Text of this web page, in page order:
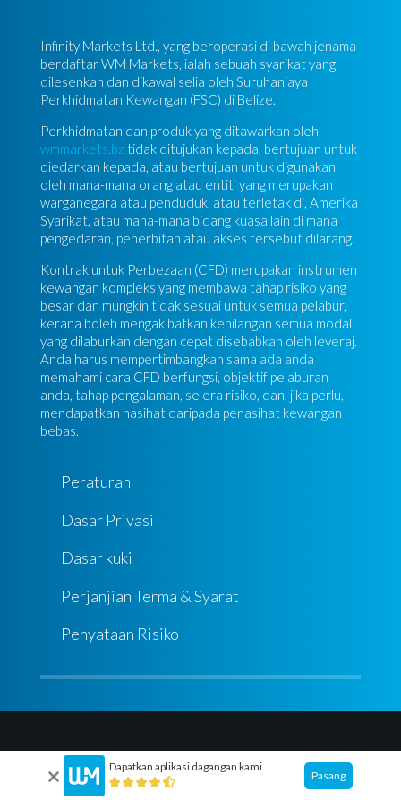
Dapatkan aplikasi dagangan kami
Pasang
Infinity Markets Ltd., yang beroperasi di bawah jenama
berdaftar WM Markets, ialah sebuah syarikat yang
dilesenkan dan dikawal selia oleh Suruhanjaya
Perkhidmatan Kewangan (FSC) di Belize.
Perkhidmatan dan produk yang ditawarkan oleh
wmmarkets.bz tidak ditujukan kepada, bertujuan untuk
diedarkan kepada, atau bertujuan untuk digunakan
oleh mana-mana orang atau entiti yang merupakan
warganegara atau penduduk, atau terletak di, Amerika
Syarikat, atau mana-mana bidang kuasa lain di mana
pengedaran, penerbitan atau akses tersebut dilarang.
Kontrak untuk Perbezaan (CFD) merupakan instrumen
kewangan kompleks yang membawa tahap risiko yang
besar dan mungkin tidak sesuai untuk semua pelabur,
kerana boleh mengakibatkan kehilangan semua modal
yang dilaburkan dengan cepat disebabkan oleh leveraj.
Anda harus mempertimbangkan sama ada anda
memahami cara CFD berfungsi, objektif pelaburan
anda, tahap pengalaman, selera risiko, dan, jika perlu,
mendapatkan nasihat daripada penasihat kewangan
bebas.
Peraturan
Dasar Privasi
Dasar kuki
Perjanjian Terma & Syarat
Penyataan Risiko